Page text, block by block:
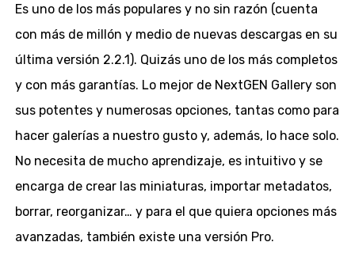
Es uno de los más populares y no sin razón (cuenta
con más de millón y medio de nuevas descargas en su
última versión 2.2.1). Quizás uno de los más completos
y con más garantías. Lo mejor de NextGEN Gallery son
sus potentes y numerosas opciones, tantas como para
hacer galerías a nuestro gusto y, además, lo hace solo.
No necesita de mucho aprendizaje, es intuitivo y se
encarga de crear las miniaturas, importar metadatos,
borrar, reorganizar… y para el que quiera opciones más
avanzadas, también existe una versión Pro.